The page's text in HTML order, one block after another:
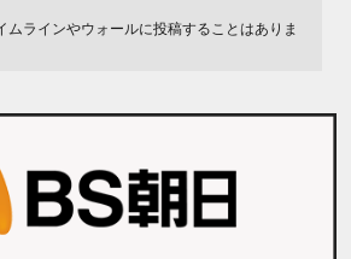
ムラインやウォールに投稿することはありま